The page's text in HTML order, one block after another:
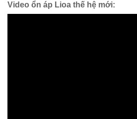
Video ổn áp Lioa thế hệ mới: